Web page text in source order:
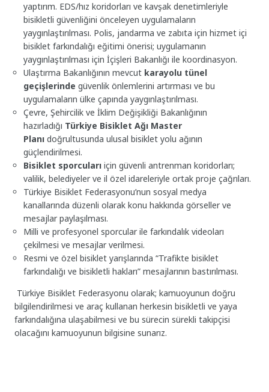
yaptırım. EDS/hız koridorları ve kavşak denetimleriyle
bisikletli güvenliğini önceleyen uygulamaların
yaygınlaştırılması. Polis, jandarma ve zabıta için hizmet içi
bisiklet farkındalığı eğitimi önerisi; uygulamanın
yaygınlaştırılması için İçişleri Bakanlığı ile koordinasyon.
Ulaştırma Bakanlığının mevcut karayolu tünel
geçişlerinde güvenlik önlemlerini artırması ve bu
uygulamaların ülke çapında yaygınlaştırılması.
Çevre, Şehircilik ve İklim Değişikliği Bakanlığının
hazırladığı Türkiye Bisiklet Ağı Master
Planı doğrultusunda ulusal bisiklet yolu ağının
güçlendirilmesi.
Bisiklet sporcuları için güvenli antrenman koridorları;
valilik, belediyeler ve il özel idareleriyle ortak proje çağrıları.
Türkiye Bisiklet Federasyonu’nun sosyal medya
kanallarında düzenli olarak konu hakkında görseller ve
mesajlar paylaşılması.
Milli ve profesyonel sporcular ile farkındalık videoları
çekilmesi ve mesajlar verilmesi.
Resmi ve özel bisiklet yarışlarında “Trafikte bisiklet
farkındalığı ve bisikletli hakları” mesajlarının bastırılması.
Türkiye Bisiklet Federasyonu olarak; kamuoyunun doğru
bilgilendirilmesi ve araç kullanan herkesin bisikletli ve yaya
farkındalığına ulaşabilmesi ve bu sürecin sürekli takipçisi
olacağını kamuoyunun bilgisine sunarız.